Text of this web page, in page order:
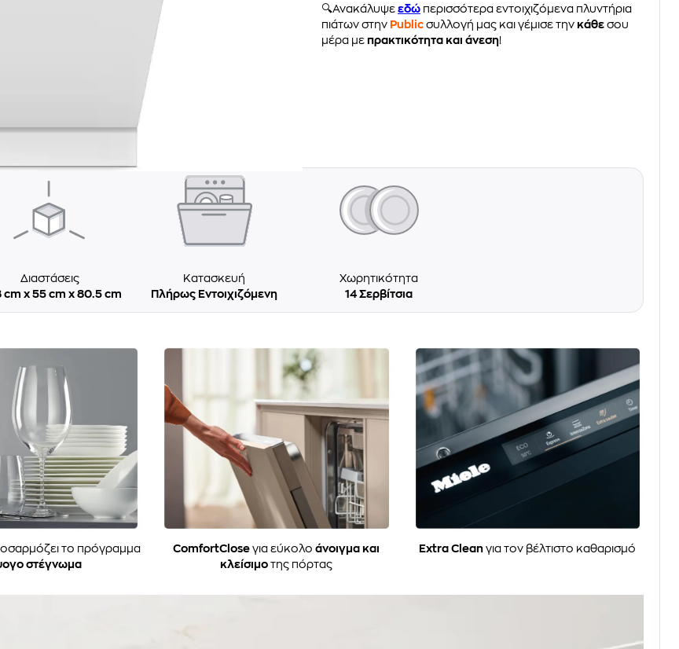
🔍Ανακάλυψε εδώ περισσότερα εντοιχιζόμενα πλυντήρια
πιάτων στην Public συλλογή μας και γέμισε την κάθε σου
μέρα με πρακτικότητα και άνεση!
Διαστάσεις
cm x 55 cm x 80.5 cm
Κατασκευή
Πλήρως Εντοιχιζόμενη
Χωρητικότητα
14 Σερβίτσια
το πρόγραμμα
στέγνωμα
ComfortClose για εύκολοάνοιγμα και
κλείσιμο της πόρτας
Extra Clean για τον βέλτιστο καθαρισμό